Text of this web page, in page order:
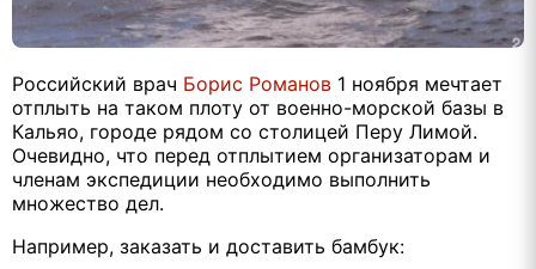
Российский врач Борис Романов 1 ноября мечтает
отплыть на таком плоту от военно-морской базы в
Кальяо, городе рядом со столицей Перу Лимой.
Очевидно, что перед отплытием организаторам и
членам экспедиции необходимо выполнить
множество дел.
Например, заказать и доставить бамбук: